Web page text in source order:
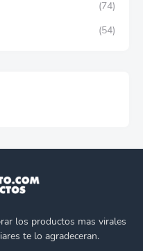
(74)
(54)
los productos mas virales
te lo agradeceran.